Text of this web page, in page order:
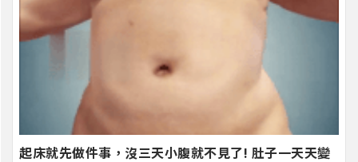
起床就先做件事，沒三天小腹就不見了! 肚子一天天變